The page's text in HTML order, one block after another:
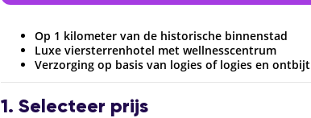
Op 1 kilometer van de historische binnenstad
Luxe viersterrenhotel met wellnesscentrum
Verzorging op basis van logies of logies en ontbijt
1. Selecteer prijs